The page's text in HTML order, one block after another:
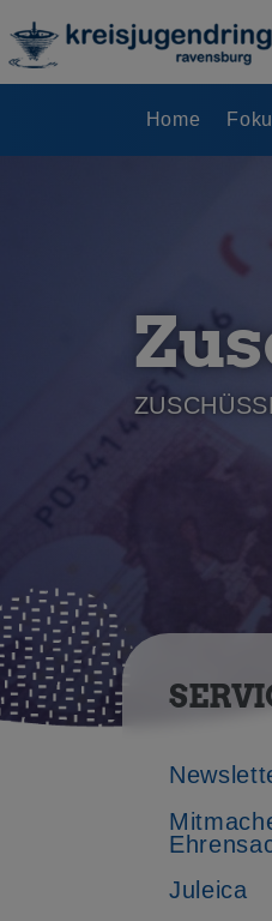
Home
Juleica